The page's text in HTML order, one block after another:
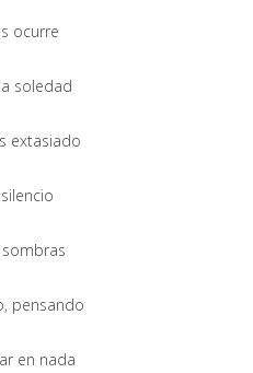
ocurre
soledad
extasiado
pensando
en nada